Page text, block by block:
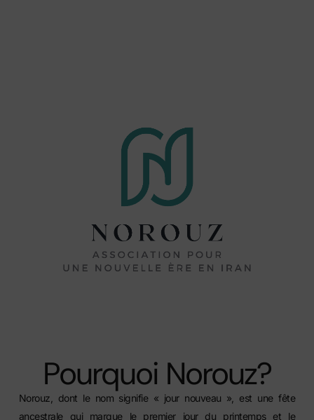
Pourquoi Norouz?
Norouz, dont le nom signifie « jour nouveau », est une fête
ancestrale qui marque le premier jour du printemps et le